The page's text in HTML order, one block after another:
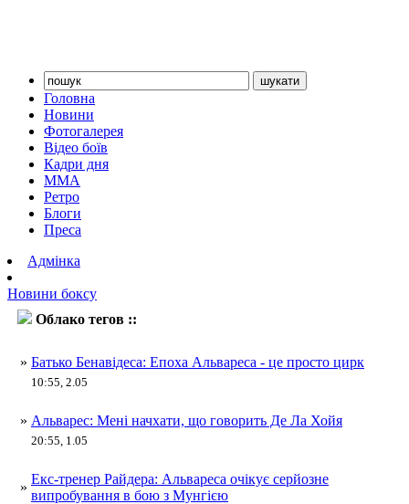
Головна
Новини
Фотогалерея
Відео боїв
Кадри дня
ММА
Ретро
Блоги
Преса
Адмінка
Новини боксу
Облако тегов ::
» Батько Бенавідеса: Епоха Альвареса - це просто цирк
10:55, 2.05
» Альварес: Мені начхати, що говорить Де Ла Хойя
20:55, 1.05
»
Екс-тренер Райдера: Альвареса очікує серйозне
випробування в бою з Мунгією